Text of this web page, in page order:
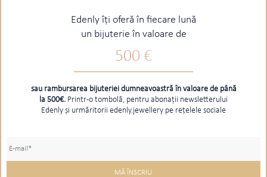
Edenly îți oferă în fiecare lună
un bijuterie în valoare de
500 €
sau rambursarea bijuteriei dumneavoastră în valoare de până
la 500€. Printr-o tombolă, pentru abonații newsletterului
Edenly și urmăritorii edenly.jewellery pe rețelele sociale